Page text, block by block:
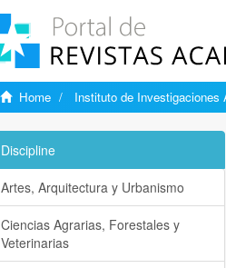
Home Instituto de Investigaciones
Discipline
Artes, Arquitectura y Urbanismo
Ciencias Agrarias, Forestales y
Veterinarias